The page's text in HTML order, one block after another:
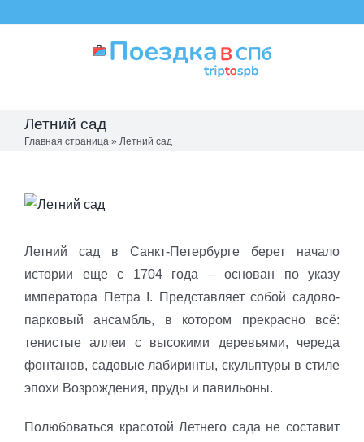
Летний сад
Главная страница » Летний сад
View
Image
Летний сад в Санкт-Петербурге берет начало
истории еще с 1704 года – основан по указу
императора Петра I. Представляет собой садово-
парковый ансамбль, в котором прекрасно всё:
тенистые аллеи с высокими деревьями, череда
фонтанов, садовые лабиринты, скульптуры в стиле
эпохи Возрождения, пруды и павильоны.
Полюбоваться красотой Летнего сада не составит